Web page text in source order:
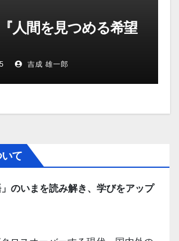
『人間を見つめる希望
吉成 雄一郎
て
」のいまを読み解き、学びをアップ